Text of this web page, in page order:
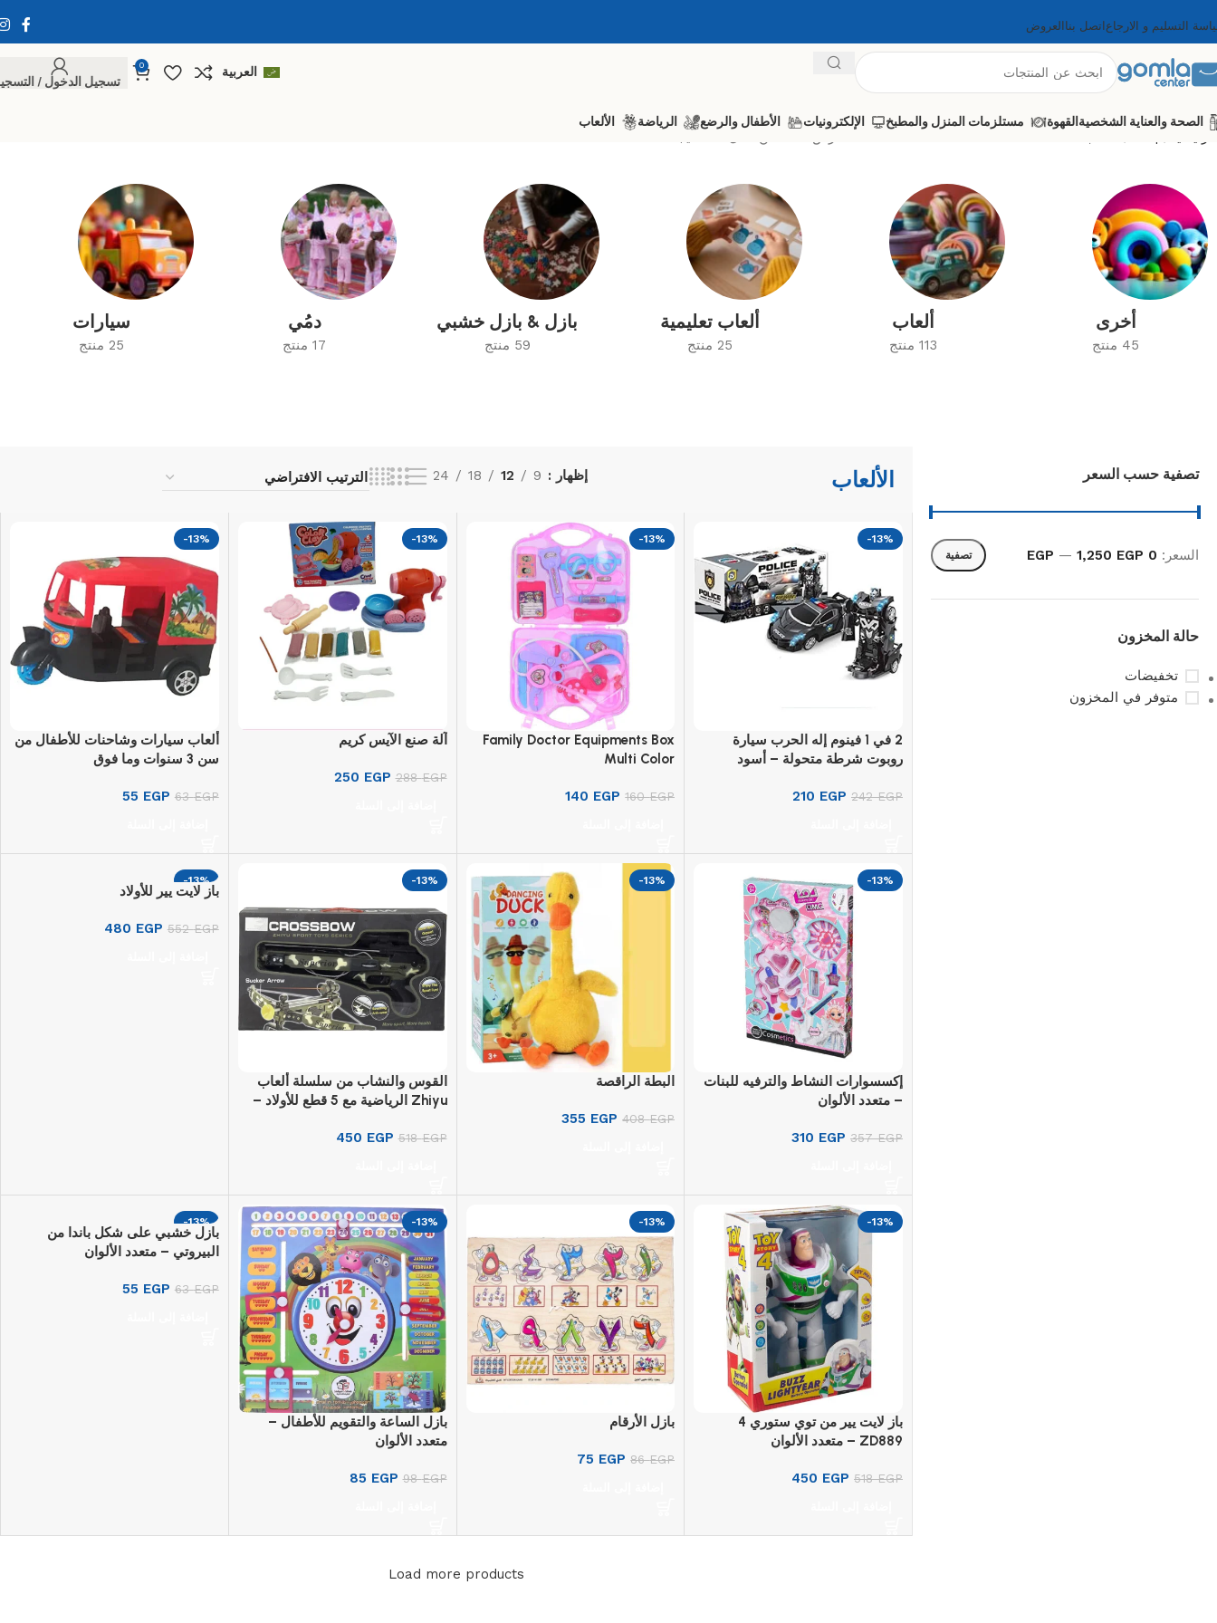
التسليم و الارجاعاتصل بناالعروض
العربية 0
تسجيل الدخول /
الصحة والعناية الشخصية القهوة مستلزمات المنزل والمطبخ الإلكترونيات الأطفال والرضع الرياضة الألعاب
أخرى
45 منتج
ألعاب
113 منتج
ألعاب تعليمية
25 منتج
بازل & بازل خشبي
59 منتج
دمُي
17 منتج
سيارات
25 منتج
تصفية حسب السعر
تصفية السعر: 0 EGP
— 1,250 EGP
حالة المخزون
تخفيضات
متوفر في المخزون
الألعاب إظهار 9
12
18
24
-13%
2 في 1 فينوم إله الحرب سيارة
روبوت شرطة متحولة – أسود
242EGP
210 EGP
-13%
Family Doctor Equipments Box
Multi Color
160EGP
140 EGP
-13%
آلة صنع الآيس كريم
288EGP
250 EGP
-13%
ألعاب سيارات وشاحنات للأطفال من
سن 3 سنوات وما فوق
63EGP
55 EGP
-13%
إكسسوارات النشاط والترفيه للبنات
– متعدد الألوان
357EGP
310 EGP
-13%
البطة الراقصة
408EGP
355 EGP
-13%
القوس والنشاب من سلسلة ألعاب
Zhiyu الرياضية مع 5 قطع للأولاد –
518EGP
450 EGP
-13%
باز لايت يير للأولاد
552EGP
480 EGP
-13%
باز لايت يير من توي ستوري 4
ZD889 – متعدد الألوان
518EGP
450 EGP
-13%
بازل الأرقام
86EGP
75 EGP
-13%
بازل الساعة والتقويم للأطفال –
متعدد الألوان
98EGP
85 EGP
-13%
بازل خشبي على شكل باندا من
البيروتي – متعدد الألوان
63EGP
55 EGP
Load more products